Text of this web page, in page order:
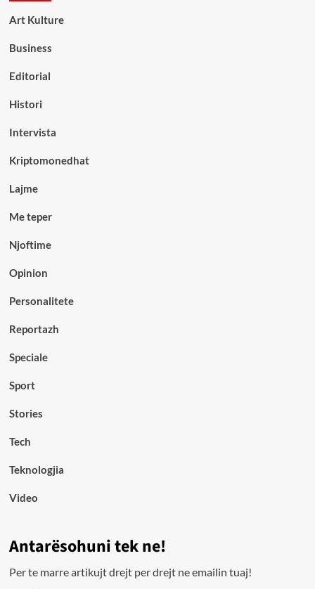
Art Kulture
Business
Editorial
Histori
Intervista
Kriptomonedhat
Lajme
Me teper
Njoftime
Opinion
Personalitete
Reportazh
Speciale
Sport
Stories
Tech
Teknologjia
Video
Antarësohuni tek ne!
Per te marre artikujt drejt per drejt ne emailin tuaj!